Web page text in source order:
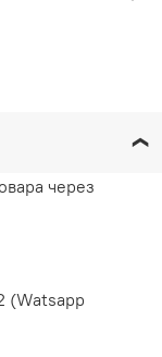
через
(Watsapp